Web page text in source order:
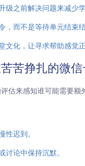
级之前解决问题来减少
，而不是等待单元结束结
文化，让寻求帮助感觉正
苦挣扎的微信
估来感知谁可能需要额
性迟到。
讨论中保持沉默。